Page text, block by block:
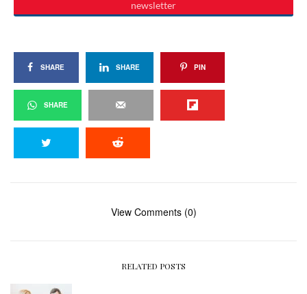
SHARE SHARE PIN
SHARE
View Comments (0)
RELATED POSTS